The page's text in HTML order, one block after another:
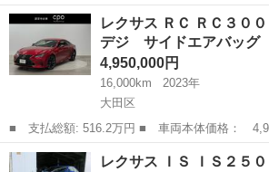
ー名： レクサス ■ 車種名： ＩＳ ■ グレー
ｈ Ｆスポーツ エアコン 定期点検記録簿
盗難防止...
東京 足立区 IS
レクサス ＲＣ ＲＣ３
デジ サイドエアバッ
4,950,000円
16,000km
2023年
大田区
■ 支払総額: 516.2万円 ■ 車両本体価格： 4,950,000 円 ■ メーカ
ー名： レクサス ■ 車種名： ＲＣ ■ グレー
ｈ Ｆスポーツ 地デジ サイドエアバッグ 電
東京 大田区 レクサス
レクサス ＩＳ ＩＳ２